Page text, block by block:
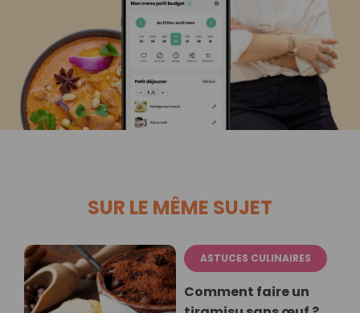
SUR LE MÊME SUJET
ASTUCES CULINAIRES
Comment faire un